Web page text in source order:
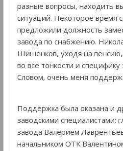
разные вопросы, находить
ситуаций. Некоторое время
предложили должность
завода по снабжению.
Шишенков, уходя на пенсию,
во все тонкости и
Словом, очень меня
Поддержка была оказана и
заводскими специалистами:
завода Валерием
начальником ОТК